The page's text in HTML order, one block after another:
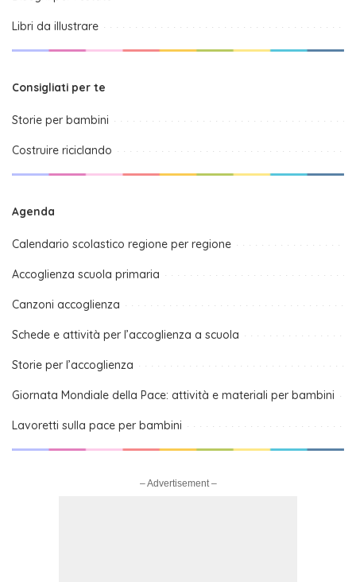
Libri da illustrare
Consigliati per te
Storie per bambini
Costruire riciclando
Agenda
Calendario scolastico regione per regione
Accoglienza scuola primaria
Canzoni accoglienza
Schede e attività per l’accoglienza a scuola
Storie per l’accoglienza
Giornata Mondiale della Pace: attività e materiali per bambini
Lavoretti sulla pace per bambini
– Advertisement –